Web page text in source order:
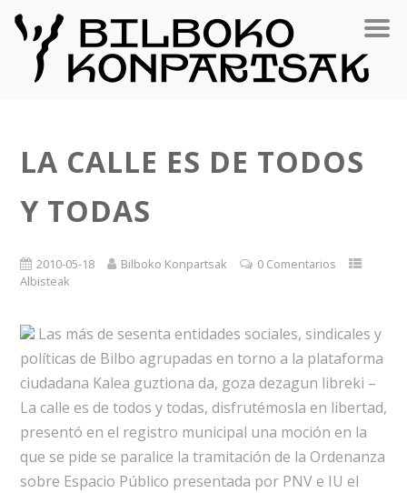
LA CALLE ES DE TODOS
Y TODAS
2010-05-18 Bilboko Konpartsak
0 Comentarios
Albisteak
Las más de sesenta entidades sociales, sindicales y
políticas de Bilbo agrupadas en torno a la plataforma
ciudadana Kalea guztiona da, goza dezagun libreki –
La calle es de todos y todas, disfrutémosla en libertad,
presentó en el registro municipal una moción en la
que se pide se paralice la tramitación de la Ordenanza
sobre Espacio Público presentada por PNV e IU el